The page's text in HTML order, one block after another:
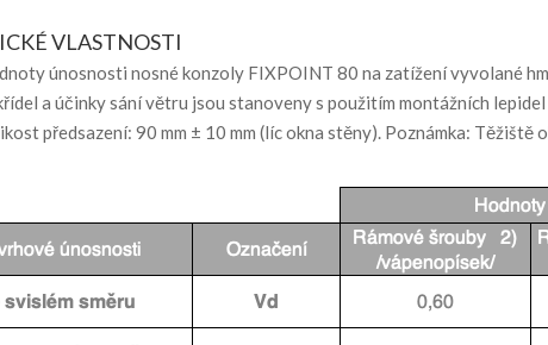
VLASTNOSTI
únosnosti nosné konzoly FIXPOINT 80 na zatížení vyvolané
a účinky sání větru jsou stanoveny s použitím montážních
předsazení: 90 mm ± 10 mm (líc okna stěny). Poznámka: Těžiště